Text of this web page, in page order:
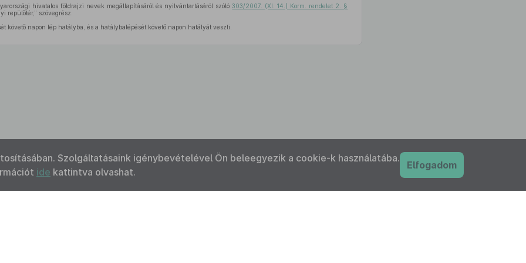
hivatalos földrajzi nevek megállapításáról és nyilvántartásáról szóló303/2007. (XI. 14.) Korm. rendelet 2. §
repülőtér,” szövegrész.
követő napon lép hatályba, és a hatálybalépését követő napon hatályát veszti.
Szolgáltatásaink igénybevételével Ön beleegyezik a cookie-k használatába.
ide kattintva olvashat.
Elfogadom